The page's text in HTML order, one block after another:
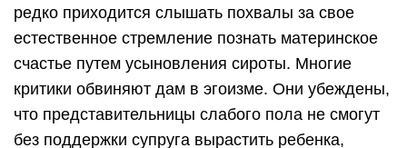
редко приходится слышать похвалы за свое
естественное стремление познать материнское
счастье путем усыновления сироты. Многие
критики обвиняют дам в эгоизме. Они убеждены,
что представительницы слабого пола не смогут
без поддержки супруга вырастить ребенка,